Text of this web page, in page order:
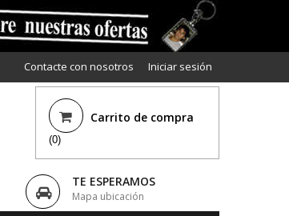
Iniciar sesión
Contacte con nosotros
Carrito de compra
(0)
TE ESPERAMOS
Mapa ubicación